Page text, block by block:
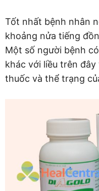
Tốt nhất bệnh nhân
khoảng nửa tiếng
Một số người bệnh
khác với liều trên
thuốc và thể trạng